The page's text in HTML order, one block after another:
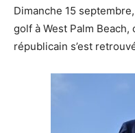
Dimanche 15
golf à West Palm
républicain s’est